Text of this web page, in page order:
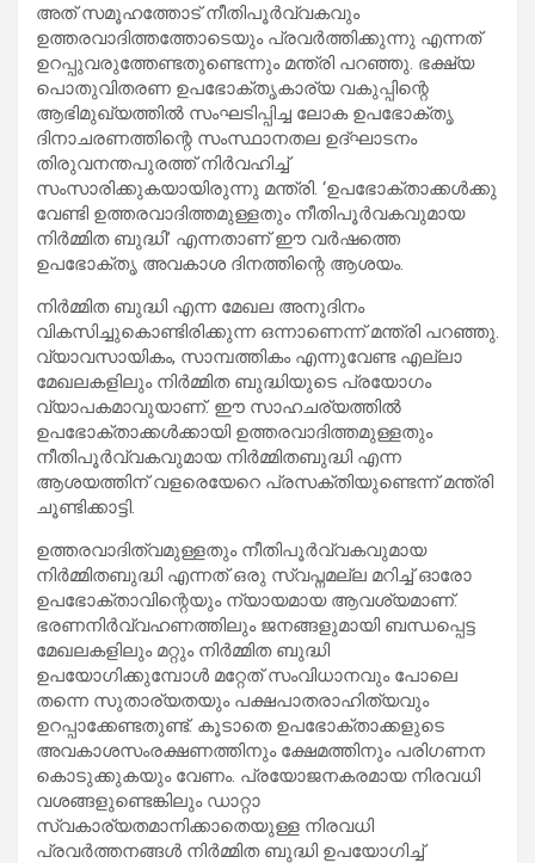
അത് സമൂഹത്തോട് നീതിപൂർവ്വകവും
ഉത്തരവാദിത്തത്തോടെയും പ്രവർത്തിക്കുന്നു എന്നത്
ഉറപ്പുവരുത്തേണ്ടതുണ്ടെന്നും മന്ത്രി പറഞ്ഞു. ഭക്ഷ്യ
പൊതുവിതരണ ഉപഭോക്തൃകാര്യ വകുപ്പിന്റെ
ആഭിമുഖ്യത്തിൽ സംഘടിപ്പിച്ച ലോക ഉപഭോക്തൃ
ദിനാചരണത്തിന്റെ സംസ്ഥാനതല ഉദ്ഘാടനം
തിരുവനന്തപുരത്ത് നിർവഹിച്ച്
സംസാരിക്കുകയായിരുന്നു മന്ത്രി. ‘ഉപഭോക്താക്കൾക്കു
വേണ്ടി ഉത്തരവാദിത്തമുള്ളതും നീതിപൂർവകവുമായ
നിർമ്മിത ബുദ്ധി’ എന്നതാണ് ഈ വർഷത്തെ
ഉപഭോക്തൃ അവകാശ ദിനത്തിന്റെ ആശയം.
നിർമ്മിത ബുദ്ധി എന്ന മേഖല അനുദിനം
വികസിച്ചുകൊണ്ടിരിക്കുന്ന ഒന്നാണെന്ന് മന്ത്രി പറഞ്ഞു.
വ്യാവസായികം, സാമ്പത്തികം എന്നുവേണ്ട എല്ലാ
മേഖലകളിലും നിർമ്മിത ബുദ്ധിയുടെ പ്രയോഗം
വ്യാപകമാവുയാണ്. ഈ സാഹചര്യത്തിൽ
ഉപഭോക്താക്കൾക്കായി ഉത്തരവാദിത്തമുള്ളതും
നീതിപൂർവ്വകവുമായ നിർമ്മിതബുദ്ധി എന്ന
ആശയത്തിന് വളരെയേറെ പ്രസക്തിയുണ്ടെന്ന് മന്ത്രി
ചൂണ്ടിക്കാട്ടി.
ഉത്തരവാദിത്വമുള്ളതും നീതിപൂർവ്വകവുമായ
നിർമ്മിതബുദ്ധി എന്നത് ഒരു സ്വപ്നമല്ല മറിച്ച് ഓരോ
ഉപഭോക്താവിന്റെയും ന്യായമായ ആവശ്യമാണ്.
ഭരണനിർവ്വഹണത്തിലും ജനങ്ങളുമായി ബന്ധപ്പെട്ട
മേഖലകളിലും മറ്റും നിർമ്മിത ബുദ്ധി
ഉപയോഗിക്കുമ്പോൾ മറ്റേത് സംവിധാനവും പോലെ
തന്നെ സുതാര്യതയും പക്ഷപാതരാഹിത്യവും
ഉറപ്പാക്കേണ്ടതുണ്ട്. കൂടാതെ ഉപഭോക്താക്കളുടെ
അവകാശസംരക്ഷണത്തിനും ക്ഷേമത്തിനും പരിഗണന
കൊടുക്കുകയും വേണം. പ്രയോജനകരമായ നിരവധി
വശങ്ങളുണ്ടെങ്കിലും ഡാറ്റാ
സ്വകാര്യതമാനിക്കാതെയുള്ള നിരവധി
പ്രവർത്തനങ്ങൾ നിർമ്മിത ബുദ്ധി ഉപയോഗിച്ച്